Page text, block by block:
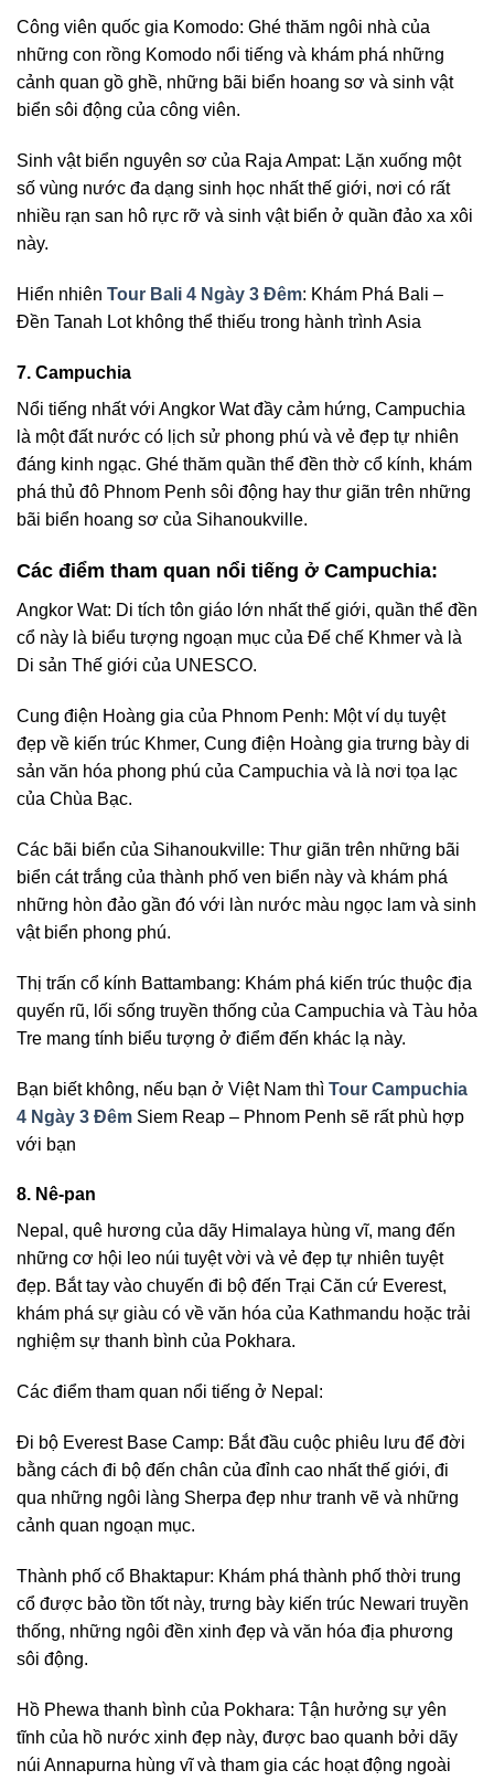
Công viên quốc gia Komodo: Ghé thăm ngôi nhà của
những con rồng Komodo nổi tiếng và khám phá những
cảnh quan gồ ghề, những bãi biển hoang sơ và sinh vật
biển sôi động của công viên.
Sinh vật biển nguyên sơ của Raja Ampat: Lặn xuống một
số vùng nước đa dạng sinh học nhất thế giới, nơi có rất
nhiều rạn san hô rực rỡ và sinh vật biển ở quần đảo xa xôi
này.
Hiển nhiên Tour Bali 4 Ngày 3 Đêm: Khám Phá Bali –
Đền Tanah Lot không thể thiếu trong hành trình Asia
7. Campuchia
Nổi tiếng nhất với Angkor Wat đầy cảm hứng, Campuchia
là một đất nước có lịch sử phong phú và vẻ đẹp tự nhiên
đáng kinh ngạc. Ghé thăm quần thể đền thờ cổ kính, khám
phá thủ đô Phnom Penh sôi động hay thư giãn trên những
bãi biển hoang sơ của Sihanoukville.
Các điểm tham quan nổi tiếng ở Campuchia:
Angkor Wat: Di tích tôn giáo lớn nhất thế giới, quần thể đền
cổ này là biểu tượng ngoạn mục của Đế chế Khmer và là
Di sản Thế giới của UNESCO.
Cung điện Hoàng gia của Phnom Penh: Một ví dụ tuyệt
đẹp về kiến trúc Khmer, Cung điện Hoàng gia trưng bày di
sản văn hóa phong phú của Campuchia và là nơi tọa lạc
của Chùa Bạc.
Các bãi biển của Sihanoukville: Thư giãn trên những bãi
biển cát trắng của thành phố ven biển này và khám phá
những hòn đảo gần đó với làn nước màu ngọc lam và sinh
vật biển phong phú.
Thị trấn cổ kính Battambang: Khám phá kiến trúc thuộc địa
quyến rũ, lối sống truyền thống của Campuchia và Tàu hỏa
Tre mang tính biểu tượng ở điểm đến khác lạ này.
Bạn biết không, nếu bạn ở Việt Nam thì Tour Campuchia
4 Ngày 3 Đêm Siem Reap – Phnom Penh sẽ rất phù hợp
với bạn
8. Nê-pan
Nepal, quê hương của dãy Himalaya hùng vĩ, mang đến
những cơ hội leo núi tuyệt vời và vẻ đẹp tự nhiên tuyệt
đẹp. Bắt tay vào chuyến đi bộ đến Trại Căn cứ Everest,
khám phá sự giàu có về văn hóa của Kathmandu hoặc trải
nghiệm sự thanh bình của Pokhara.
Các điểm tham quan nổi tiếng ở Nepal:
Đi bộ Everest Base Camp: Bắt đầu cuộc phiêu lưu để đời
bằng cách đi bộ đến chân của đỉnh cao nhất thế giới, đi
qua những ngôi làng Sherpa đẹp như tranh vẽ và những
cảnh quan ngoạn mục.
Thành phố cổ Bhaktapur: Khám phá thành phố thời trung
cổ được bảo tồn tốt này, trưng bày kiến trúc Newari truyền
thống, những ngôi đền xinh đẹp và văn hóa địa phương
sôi động.
Hồ Phewa thanh bình của Pokhara: Tận hưởng sự yên
tĩnh của hồ nước xinh đẹp này, được bao quanh bởi dãy
núi Annapurna hùng vĩ và tham gia các hoạt động ngoài